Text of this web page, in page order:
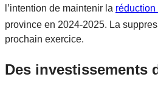
l’intention de maintenir la réduction
province en 2024-2025. La
prochain exercice.
Des investissements